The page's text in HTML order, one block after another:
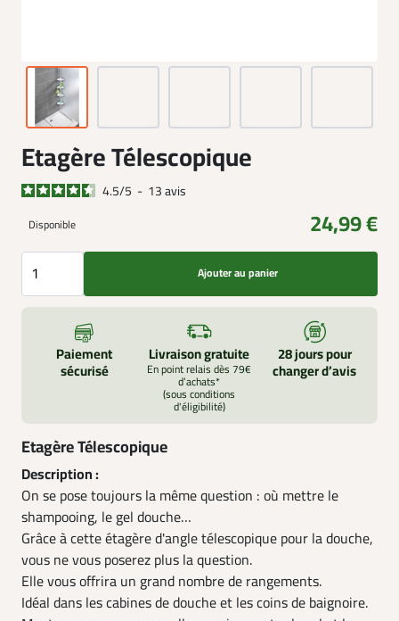
Etagère Télescopique
4.5/5 - 13avis
Disponible 24,99 €
Ajouter au panier
Paiement
sécurisé
Livraison gratuite
En point relais dès 79€
d’achats*
(sous conditions
d'éligibilité)
28 jours pour
changer d’avis
Etagère Télescopique
Description :
On se pose toujours la même question : où mettre le
shampooing, le gel douche…
Grâce à cette étagère d'angle télescopique pour la douche,
vous ne vous poserez plus la question.
Elle vous offrira un grand nombre de rangements.
Idéal dans les cabines de douche et les coins de baignoire.